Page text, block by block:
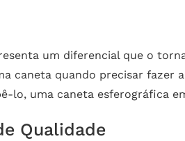
um diferencial que o
caneta quando precisar fazer
lo, uma caneta esferográfica
Qualidade